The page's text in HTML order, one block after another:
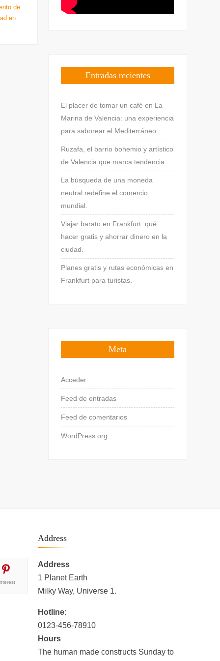
de
en
Entradas recientes
El placer de tomar un café en La
Marina de Valencia: una experiencia
para saborear el Mediterráneo
Ruzafa, el barrio bohemio y artístico
de Valencia que marca tendencia.
La búsqueda de una moneda
neutral redefine el comercio
mundial.
Viajar barato en Frankfurt: qué
hacer gratis y ahorrar dinero en la
ciudad.
Planes gratis y rutas económicas en
Frankfurt para turistas.
Meta
Acceder
Feed de entradas
Feed de comentarios
WordPress.org
Address
Address
1 Planet Earth
Milky Way, Universe 1.
Hotline:
0123-456-78910
Hours
The human made constructs Sunday to